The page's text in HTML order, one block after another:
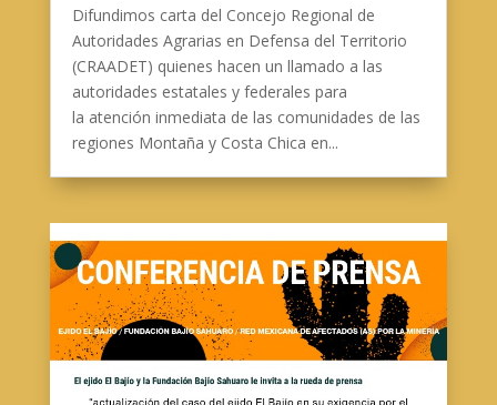
Difundimos carta del Concejo Regional de
Autoridades Agrarias en Defensa del Territorio
(CRAADET) quienes hacen un llamado a las
autoridades estatales y federales para
la atención inmediata de las comunidades de las
regiones Montaña y Costa Chica en...